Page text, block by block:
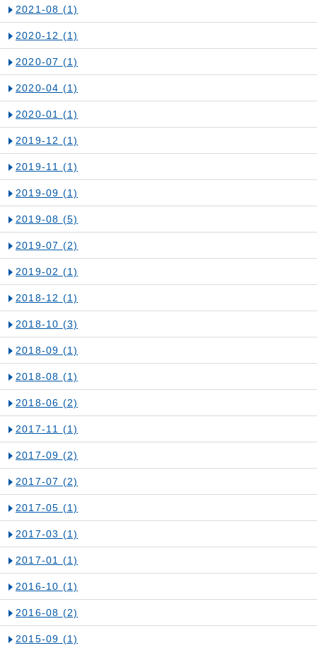
2021-08 (1)
2020-12 (1)
2020-07 (1)
2020-04 (1)
2020-01 (1)
2019-12 (1)
2019-11 (1)
2019-09 (1)
2019-08 (5)
2019-07 (2)
2019-02 (1)
2018-12 (1)
2018-10 (3)
2018-09 (1)
2018-08 (1)
2018-06 (2)
2017-11 (1)
2017-09 (2)
2017-07 (2)
2017-05 (1)
2017-03 (1)
2017-01 (1)
2016-10 (1)
2016-08 (2)
2015-09 (1)